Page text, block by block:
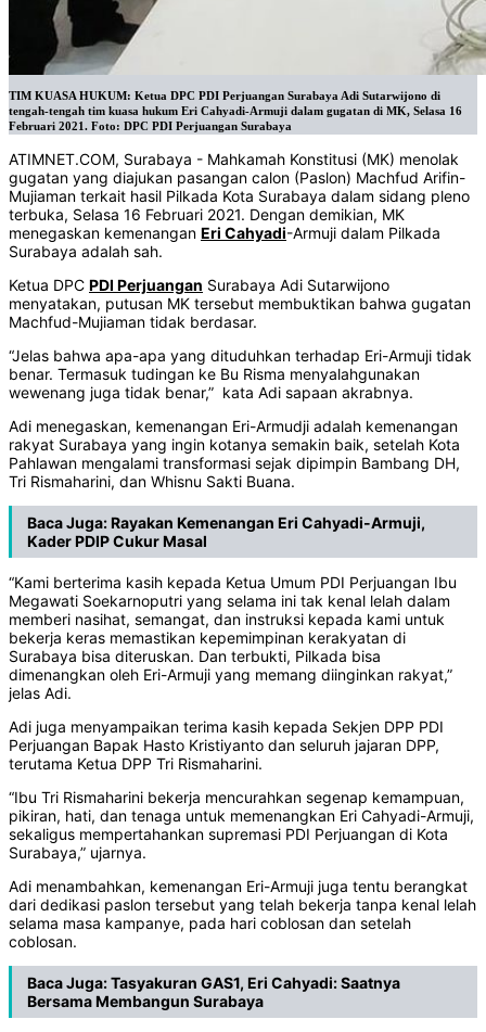
TIM KUASA HUKUM: Ketua DPC PDI Perjuangan Surabaya Adi Sutarwijono di
tengah-tengah tim kuasa hukum Eri Cahyadi-Armuji dalam gugatan di MK, Selasa 16
Februari 2021. Foto: DPC PDI Perjuangan Surabaya
ATIMNET.COM, Surabaya - Mahkamah Konstitusi (MK) menolak
gugatan yang diajukan pasangan calon (Paslon) Machfud Arifin-
Mujiaman terkait hasil Pilkada Kota Surabaya dalam sidang pleno
terbuka, Selasa 16 Februari 2021. Dengan demikian, MK
menegaskan kemenangan Eri Cahyadi-Armuji dalam Pilkada
Surabaya adalah sah.
Ketua DPC PDI Perjuangan Surabaya Adi Sutarwijono
menyatakan, putusan MK tersebut membuktikan bahwa gugatan
Machfud-Mujiaman tidak berdasar.
“Jelas bahwa apa-apa yang dituduhkan terhadap Eri-Armuji tidak
benar. Termasuk tudingan ke Bu Risma menyalahgunakan
wewenang juga tidak benar,” kata Adi sapaan akrabnya.
Adi menegaskan, kemenangan Eri-Armudji adalah kemenangan
rakyat Surabaya yang ingin kotanya semakin baik, setelah Kota
Pahlawan mengalami transformasi sejak dipimpin Bambang DH,
Tri Rismaharini, dan Whisnu Sakti Buana.
Baca Juga:Rayakan Kemenangan Eri Cahyadi-Armuji,
Kader PDIP Cukur Masal
“Kami berterima kasih kepada Ketua Umum PDI Perjuangan Ibu
Megawati Soekarnoputri yang selama ini tak kenal lelah dalam
memberi nasihat, semangat, dan instruksi kepada kami untuk
bekerja keras memastikan kepemimpinan kerakyatan di
Surabaya bisa diteruskan. Dan terbukti, Pilkada bisa
dimenangkan oleh Eri-Armuji yang memang diinginkan rakyat,”
jelas Adi.
Adi juga menyampaikan terima kasih kepada Sekjen DPP PDI
Perjuangan Bapak Hasto Kristiyanto dan seluruh jajaran DPP,
terutama Ketua DPP Tri Rismaharini.
“Ibu Tri Rismaharini bekerja mencurahkan segenap kemampuan,
pikiran, hati, dan tenaga untuk memenangkan Eri Cahyadi-Armuji,
sekaligus mempertahankan supremasi PDI Perjuangan di Kota
Surabaya,” ujarnya.
Adi menambahkan, kemenangan Eri-Armuji juga tentu berangkat
dari dedikasi paslon tersebut yang telah bekerja tanpa kenal lelah
selama masa kampanye, pada hari coblosan dan setelah
coblosan.
Baca Juga:Tasyakuran GAS1, Eri Cahyadi: Saatnya
Bersama Membangun Surabaya